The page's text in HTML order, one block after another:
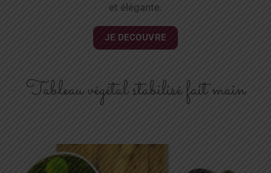
et élégante.
JE DECOUVRE
Tableau végétal stabilisé fait main